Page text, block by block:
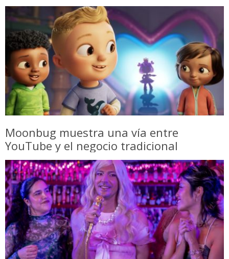
Moonbug muestra una vía entre
YouTube y el negocio tradicional